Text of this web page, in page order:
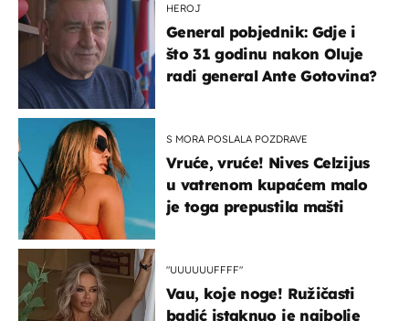
HEROJ
General pobjednik: Gdje i
što 31 godinu nakon Oluje
radi general Ante Gotovina?
S MORA POSLALA POZDRAVE
Vruće, vruće! Nives Celzijus
u vatrenom kupaćem malo
je toga prepustila mašti
"UUUUUUFFFF"
Vau, koje noge! Ružičasti
badić istaknuo je najbolje